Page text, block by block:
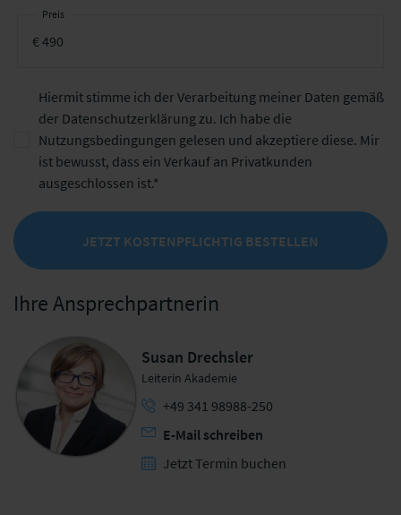
Preis
Hiermit stimme ich der Verarbeitung meiner Daten gemäß
der Datenschutzerklärungzu. Ich habe die
Nutzungsbedingungen gelesen und akzeptiere diese. Mir
ist bewusst, dass ein Verkauf an Privatkunden
ausgeschlossen ist.
JETZT KOSTENPFLICHTIG BESTELLEN
Ihre Ansprechpartnerin
Susan Drechsler
Leiterin Akademie
+49 341 98988-250
E-Mail schreiben
Jetzt Termin buchen